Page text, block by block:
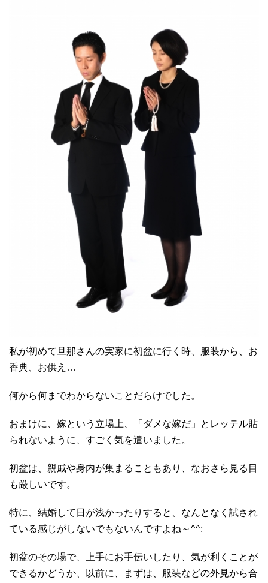
私が初めて旦那さんの実家に初盆に行く時、服装から、お
香典、お供え…
何から何までわからないことだらけでした。
おまけに、嫁という立場上、「ダメな嫁だ」とレッテル貼
られないように、すごく気を遣いました。
初盆は、親戚や身内が集まることもあり、なおさら見る目
も厳しいです。
特に、結婚して日が浅かったりすると、なんとなく試され
ている感じがしないでもないんですよね～^^;
初盆のその場で、上手にお手伝いしたり、気が利くことが
できるかどうか、以前に、まずは、服装などの外見から合